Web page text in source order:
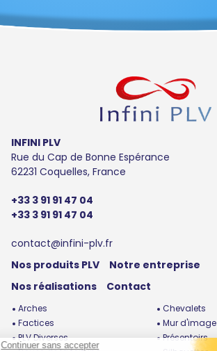
INFINI PLV
Rue du Cap de Bonne Espérance
62231 Coquelles, France
+33 3 91 91 47 04
+33 3 91 91 47 04
contact@infini-plv.fr
Nos produits PLV
Notre entreprise
Nos réalisations
Contact
Arches
Chevalets
Factices
Mur d'image
PLV Diverses
Présentoirs